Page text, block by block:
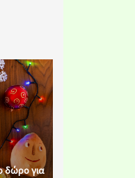
δώρο για